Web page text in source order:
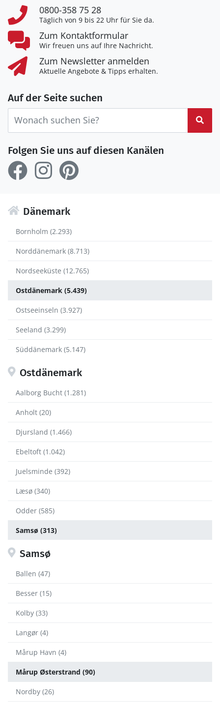
0800-358 75 28
Täglich von 9 bis 22 Uhr für Sie da.
Zum Kontaktformular
Wir freuen uns auf Ihre Nachricht.
Zum Newsletter anmelden
Aktuelle Angebote & Tipps erhalten.
Auf der Seite suchen
Folgen Sie uns auf diesen Kanälen
Dänemark
Bornholm (2.293)
Norddänemark (8.713)
Nordseeküste (12.765)
Ostdänemark (5.439)
Ostseeinseln (3.927)
Seeland (3.299)
Süddänemark (5.147)
Ostdänemark
Aalborg Bucht (1.281)
Anholt (20)
Djursland (1.466)
Ebeltoft (1.042)
Juelsminde (392)
Læsø (340)
Odder (585)
Samsø (313)
Samsø
Ballen (47)
Besser (15)
Kolby (33)
Langør (4)
Mårup Havn (4)
Mårup Østerstrand (90)
Nordby (26)